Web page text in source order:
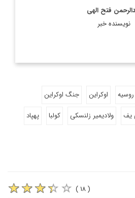
فتح الهی
نویسنده خبر
روسیه اوکراین
جنگ اوکراین
یف
ولادیمیر زلنسکی کولبا
پهپاد
( ۱۸ )